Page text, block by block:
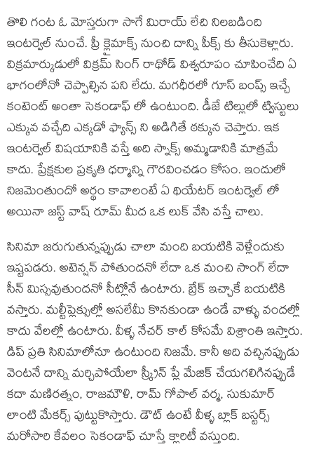
తొలి గంట ఓ మోస్తరుగా సాగే మిరాయ్ లేచి నిలబడింది
ఇంటర్వెల్ నుంచే. ప్రీ క్లైమాక్స్ నుంచి దాన్ని పీక్స్ కు తీసుకెళ్లారు.
విక్రమార్కుడులో విక్రమ్ సింగ్ రాథోడ్ విశ్వరూపం చూపించేది ఏ
భాగంలోనో చెప్పాల్సిన పని లేదు. మగధీరలో గూస్ బంప్స్ ఇచ్చే
కంటెంట్ అంతా సెకండాఫ్ లో ఉంటుంది. డీజే టిల్లులో ట్విస్టులు
ఎక్కువ వచ్చేది ఎక్కడో ఫ్యాన్స్ ని అడిగితే ఠక్కున చెప్తారు. ఇక
ఇంటర్వెల్ విషయానికి వస్తే అది స్నాక్స్ అమ్మడానికి మాత్రమే
కాదు. ప్రేక్షకుల ప్రకృతి ధర్మాన్ని గౌరవించడం కోసం. ఇందులో
నిజమెంతుందో అర్థం కావాలంటే ఏ థియేటర్ ఇంటర్వెల్ లో
అయినా జస్ట్ వాష్ రూమ్ మీద ఒక లుక్ వేసి వస్తే చాలు.
సినిమా జరుగుతున్నప్పుడు చాలా మంది బయటికి వెళ్లేందుకు
ఇష్టపడరు. అటెన్షన్ పోతుందనో లేదా ఒక మంచి సాంగ్ లేదా
సీన్ మిస్సవుతుందనో సీట్లోనే ఉంటారు. బ్రేక్ ఇచ్చాకే బయటికి
వస్తారు. మల్టీప్లెక్సుల్లో అసలేమీ కొనకుండా ఉండే వాళ్ళు వందల్లో
కాదు వేలల్లో ఉంటారు. వీళ్ళ నేచర్ కాల్ కోసమే విశ్రాంతి ఇస్తారు.
డిప్ ప్రతి సినిమాలోనూ ఉంటుంది నిజమే. కానీ అది వచ్చినప్పుడు
వెంటనే దాన్ని మర్చిపోయేలా స్క్రీన్ ప్లే మేజిక్ చేయగలిగినప్పుడే
కదా మణిరత్నం, రాజమౌళి, రామ్ గోపాల్ వర్మ, సుకుమార్
లాంటి మేకర్స్ పుట్టుకొస్తారు. డౌట్ ఉంటే వీళ్ళ బ్లాక్ బస్టర్స్
మరోసారి కేవలం సెకండాఫ్ చూస్తే క్లారిటీ వస్తుంది.